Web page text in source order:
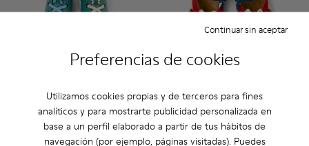
Preferencias de cookies
Utilizamos cookies propias y de terceros para fines
analíticos y para mostrarte publicidad personalizada en
base a un perfil elaborado a partir de tus hábitos de
navegación (por ejemplo, páginas visitadas). Puedes
Continuar sin aceptar
Camper x Moomin - K900261-013 - Sneakers de piel verdes
Camper x Moomin - K900261-012
Camper x Moomin - K900261-010
Camper x Moomin - K900261-009
Camper x Moomin - K900261-
Camper x Moomin
Twins
45 €
65 € -30%